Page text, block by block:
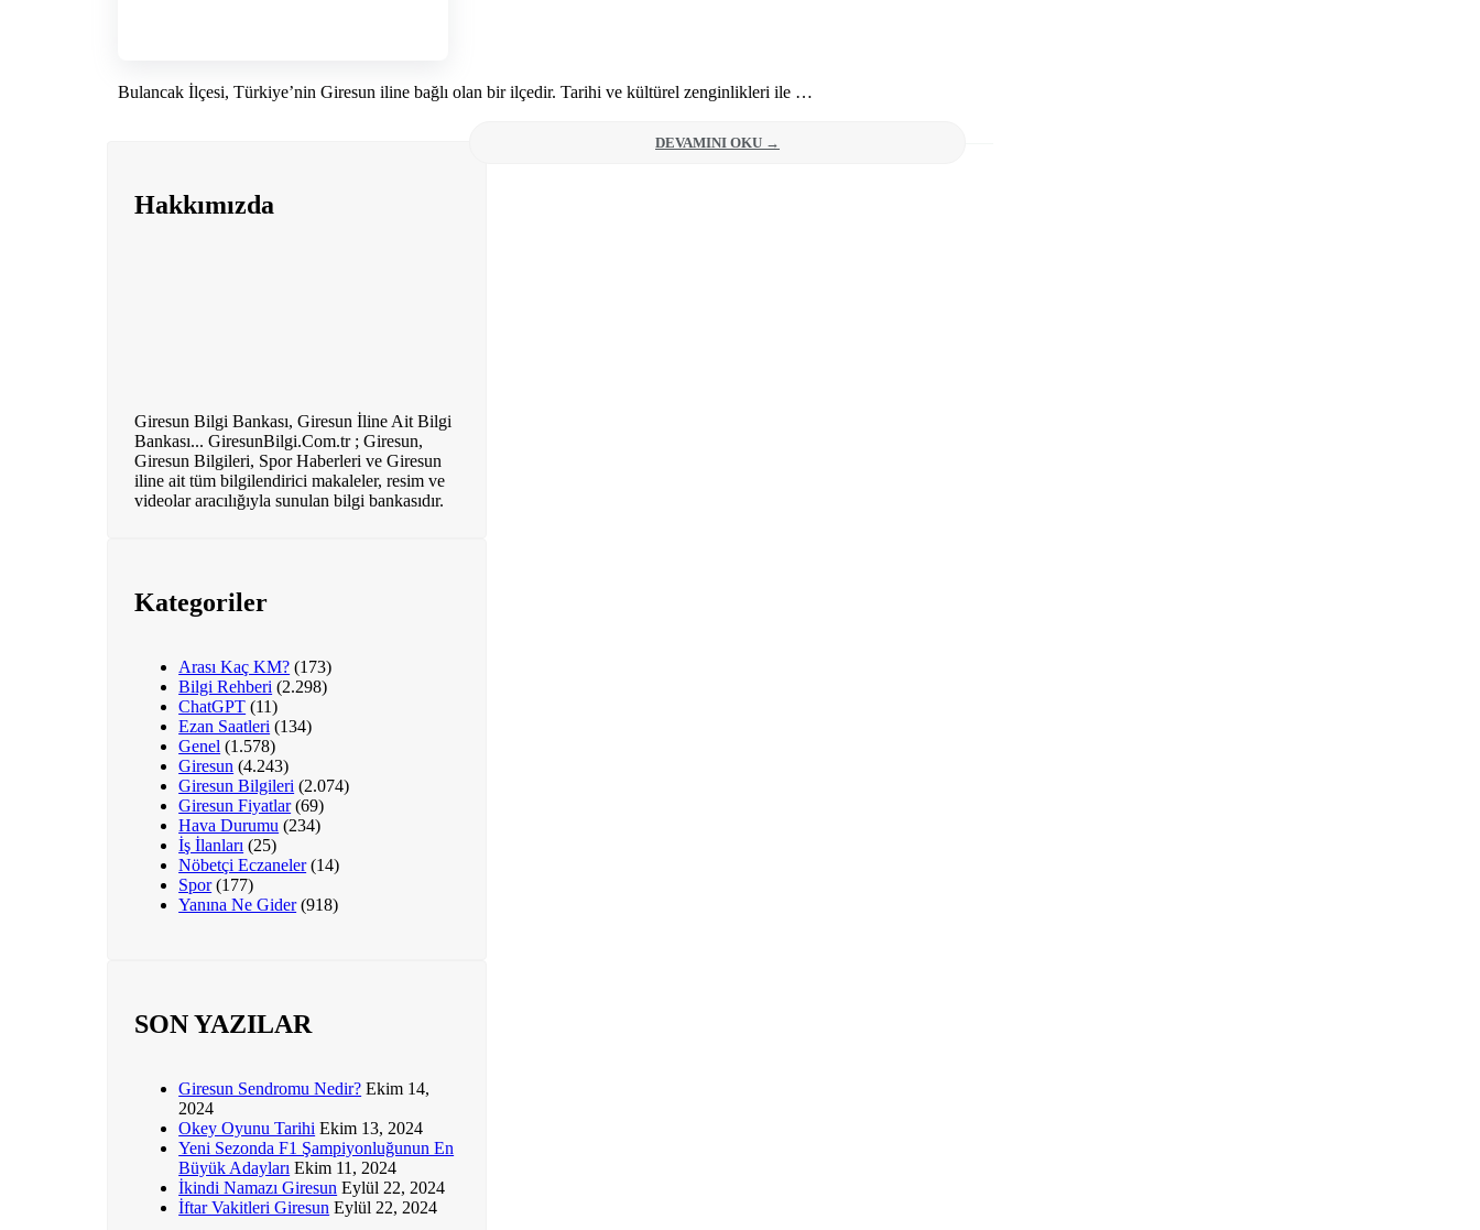
Bulancak İlçesi, Türkiye’nin Giresun iline bağlı olan bir ilçedir. Tarihi ve kültürel zenginlikleri ile …
DEVAMINI OKU →
Hakkımızda
Giresun Bilgi Bankası, Giresun İline Ait Bilgi
Bankası... GiresunBilgi.Com.tr ; Giresun,
Giresun Bilgileri, Spor Haberleri ve Giresun
iline ait tüm bilgilendirici makaleler, resim ve
videolar aracılığıyla sunulan bilgi bankasıdır.
Kategoriler
Arası Kaç KM? (173)
Bilgi Rehberi (2.298)
ChatGPT (11)
Ezan Saatleri (134)
Genel (1.578)
Giresun (4.243)
Giresun Bilgileri (2.074)
Giresun Fiyatlar(69)
Hava Durumu (234)
İş İlanları (25)
Nöbetçi Eczaneler(14)
Spor(177)
Yanına Ne Gider(918)
SON YAZILAR
Giresun Sendromu Nedir? Ekim 14,
2024
Okey Oyunu Tarihi Ekim 13, 2024
Yeni Sezonda F1 Şampiyonluğunun En
Büyük Adayları Ekim 11, 2024
İkindi Namazı Giresun Eylül 22, 2024
İftar Vakitleri Giresun Eylül 22, 2024